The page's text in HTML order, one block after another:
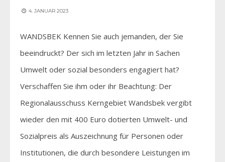
4. JANUAR 2023
WANDSBEK Kennen Sie auch jemanden, der Sie
beeindruckt? Der sich im letzten Jahr in Sachen
Umwelt oder sozial besonders engagiert hat?
Verschaffen Sie ihm oder ihr Beachtung: Der
Regionalausschuss Kerngebiet Wandsbek vergibt
wieder den mit 400 Euro dotierten Umwelt- und
Sozialpreis als Auszeichnung für Personen oder
Institutionen, die durch besondere Leistungen im